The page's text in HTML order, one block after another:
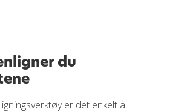
du
er det enkelt å